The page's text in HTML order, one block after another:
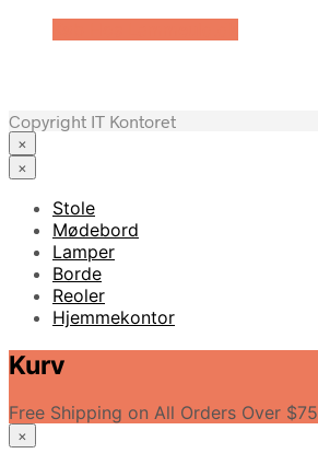
Copyright IT Kontoret
×
×
Stole
Mødebord
Lamper
Borde
Reoler
Hjemmekontor
Kurv
Free Shipping on All Orders Over $75
×